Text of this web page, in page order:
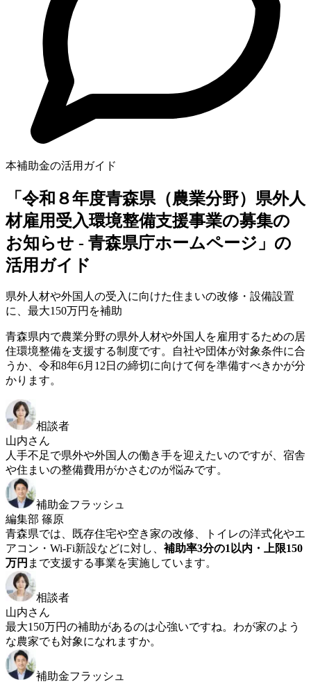
本補助金の活用ガイド
「令和８年度青森県（農業分野）県外人
材雇用受入環境整備支援事業の募集の
お知らせ - 青森県庁ホームページ」の
活用ガイド
県外人材や外国人の受入に向けた住まいの改修・設備設置
に、最大150万円を補助
青森県内で農業分野の県外人材や外国人を雇用するための居
住環境整備を支援する制度です。自社や団体が対象条件に合
うか、令和8年6月12日の締切に向けて何を準備すべきかが分
かります。
相談者
山内さん
人手不足で県外や外国人の働き手を迎えたいのですが、宿舎
や住まいの整備費用がかさむのが悩みです。
補助金フラッシュ
編集部 篠原
青森県では、既存住宅や空き家の改修、トイレの洋式化やエ
アコン・Wi-Fi新設などに対し、 補助率3分の1以内・上限150
万円 まで支援する事業を実施しています。
相談者
山内さん
最大150万円の補助があるのは心強いですね。わが家のよう
な農家でも対象になれますか。
補助金フラッシュ